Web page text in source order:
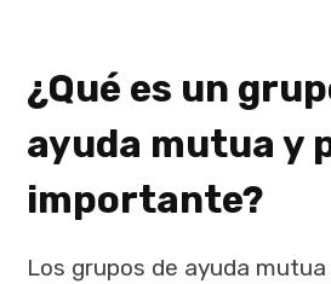
¿Qué es un
ayuda mutua y
importante?
Los grupos de ayuda